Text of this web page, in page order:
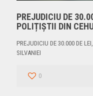
PREJUDICIU DE
POLIȚIȘTII DIN
PREJUDICIU DE 30.000 DE
SILVANIEI
0